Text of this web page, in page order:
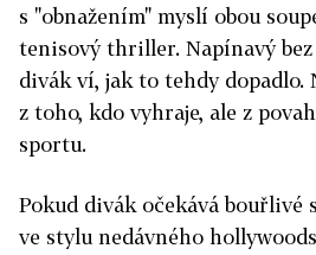
s "obnažením" myslí obou
tenisový thriller. Napínavý bez
divák ví, jak to tehdy dopadlo.
z toho, kdo vyhraje, ale z
sportu.
Pokud divák očekává bouřlivé
ve stylu nedávného